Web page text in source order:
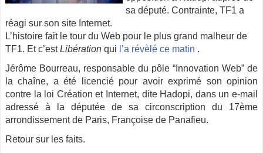
sa député. Contrainte, TF1 a
réagi sur son site Internet.
L’histoire fait le tour du Web pour le plus grand malheur de
TF1. Et c’estLibération qui l’a révèlé ce matin .
Jérôme Bourreau, responsable du pôle “Innovation Web” de
la chaîne, a été licencié pour avoir exprimé son opinion
contre la loi Création et Internet, dite Hadopi, dans un e-mail
adressé à la députée de sa circonscription du 17ème
arrondissement de Paris, Françoise de Panafieu.
Retour sur les faits.